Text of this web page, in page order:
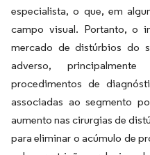
especialista, o que, em
campo visual. Portanto, o
mercado de distúrbios do
adverso,
procedimentos de
associadas ao segmento
aumento nas cirurgias de
para eliminar o acúmulo de